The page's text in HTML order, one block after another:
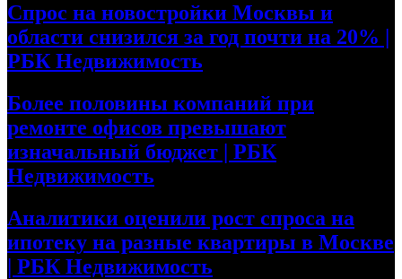
Спрос на новостройки Москвы и
области снизился за год почти на 20% |
РБК Недвижимость
Более половины компаний при
ремонте офисов превышают
изначальный бюджет | РБК
Недвижимость
Аналитики оценили рост спроса на
ипотеку на разные квартиры в Москве
| РБК Недвижимость